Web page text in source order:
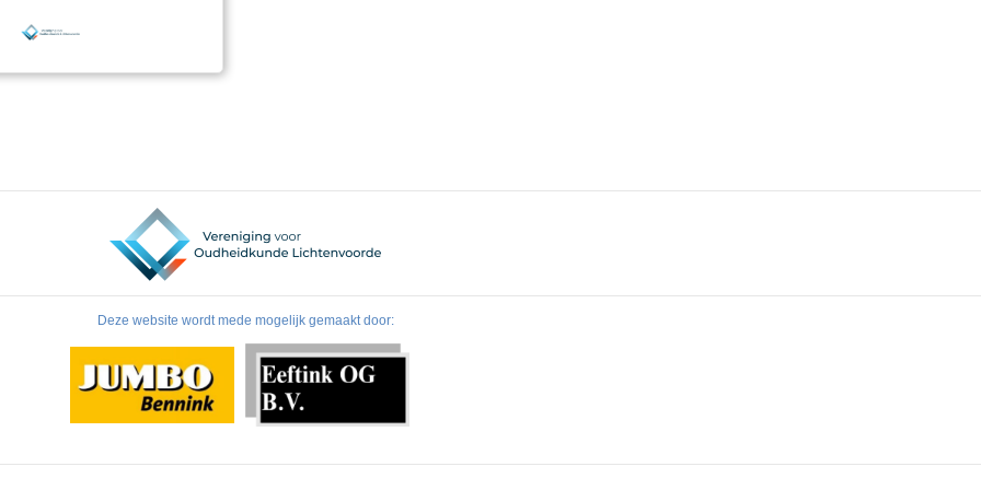
opgetreden. Een
Deze website wordt mede mogelijk gemaakt door: